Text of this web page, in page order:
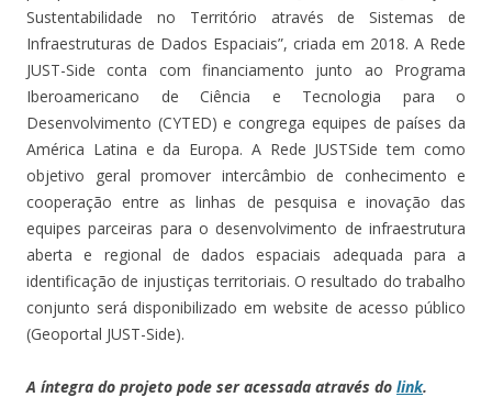
Sustentabilidade no Território através de Sistemas de
Infraestruturas de Dados Espaciais”, criada em 2018. A Rede
JUST-Side conta com financiamento junto ao Programa
Iberoamericano de Ciência e Tecnologia para o
Desenvolvimento (CYTED) e congrega equipes de países da
América Latina e da Europa. A Rede JUSTSide tem como
objetivo geral promover intercâmbio de conhecimento e
cooperação entre as linhas de pesquisa e inovação das
equipes parceiras para o desenvolvimento de infraestrutura
aberta e regional de dados espaciais adequada para a
identificação de injustiças territoriais. O resultado do trabalho
conjunto será disponibilizado em website de acesso público
(Geoportal JUST-Side).
A íntegra do projeto pode ser acessada através do link.